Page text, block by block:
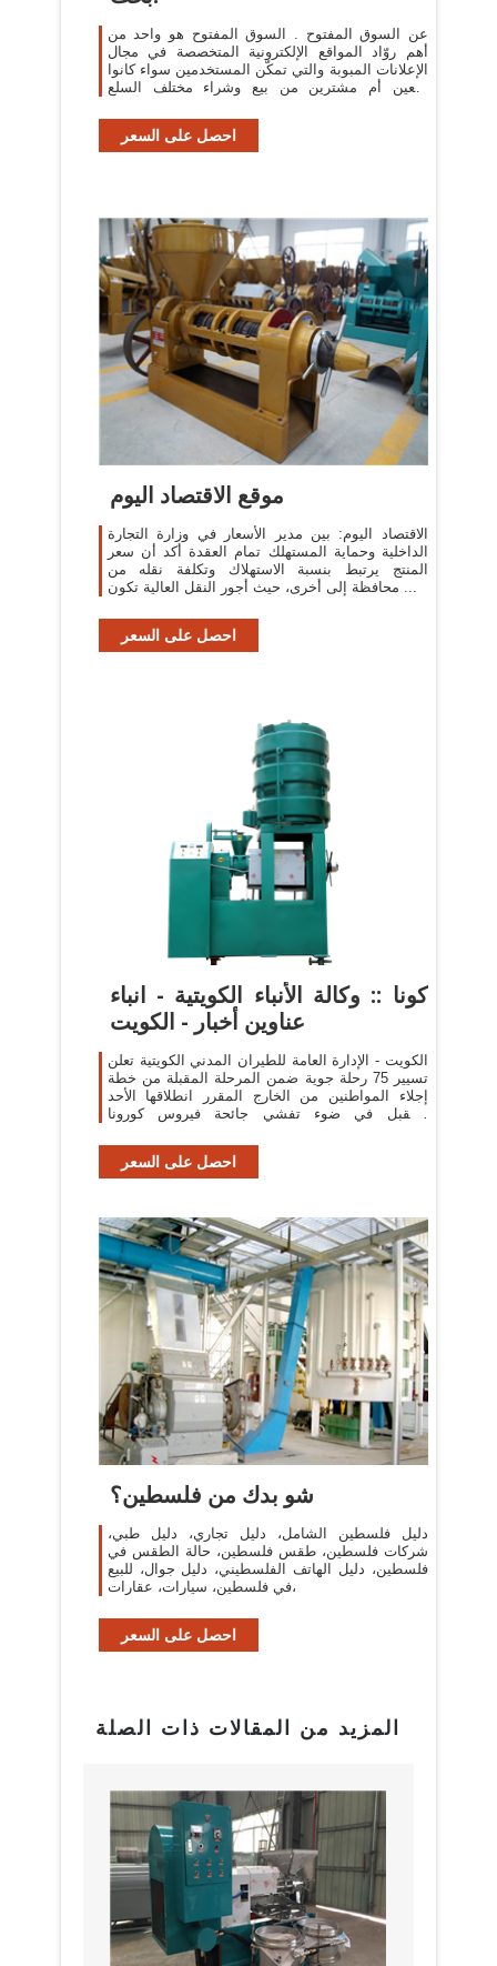
عن السوق المفتوح . السوق المفتوح هو واحد من
أهم روّاد المواقع الإلكترونية المتخصصة في مجال
الإعلانات المبوبة والتي تمكّن المستخدمين سواء كانوا
بائعين أم مشترين من بيع وشراء مختلف السلع
احصل على السعر
موقع الاقتصاد اليوم
الاقتصاد اليوم: بين مدير الأسعار في وزارة التجارة
الداخلية وحماية المستهلك تمام العقدة أكد أن سعر
المنتج يرتبط بنسبة الاستهلاك وتكلفة نقله من
محافظة إلى أخرى، حيث أجور النقل العالية تكون ...
احصل على السعر
كونا :: وكالة الأنباء الكويتية - انباء
عناوين أخبار - الكويت
الكويت - الإدارة العامة للطيران المدني الكويتية تعلن
تسيير 75 رحلة جوية ضمن المرحلة المقبلة من خطة
إجلاء المواطنين من الخارج المقرر انطلاقها الأحد
المقبل في ضوء تفشي جائحة فيروس كورونا
احصل على السعر
شو بدك من فلسطين؟
دليل فلسطين الشامل، دليل تجاري، دليل طبي،
شركات فلسطين، طقس فلسطين، حالة الطقس في
فلسطين، دليل الهاتف الفلسطيني، دليل جوال، للبيع
في فلسطين، سيارات، عقارات،
احصل على السعر
المزيد من المقالات ذات الصلة